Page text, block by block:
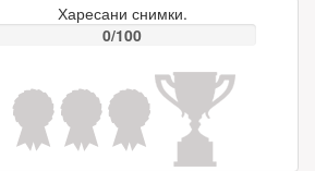
Харесани снимки.
0/100